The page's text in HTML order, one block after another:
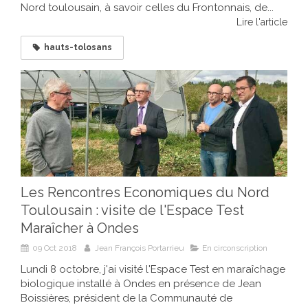
Nord toulousain, à savoir celles du Frontonnais, de...
Lire l'article
hauts-tolosans
Les Rencontres Economiques du Nord
Toulousain : visite de l'Espace Test
Maraîcher à Ondes
09 Oct 2018 Jean François Portarrieu En circonscription
Lundi 8 octobre, j'ai visité l'Espace Test en maraîchage
biologique installé à Ondes en présence de Jean
Boissières, président de la Communauté de